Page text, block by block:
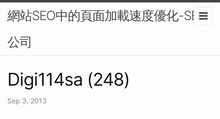
網站SEO中的頁面加載速度優化-SEO
公司
Digi114sa (248)
Sep 3, 2013